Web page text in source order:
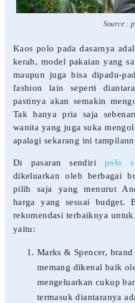
Source :
Kaos polo pada dasarnya
kerah, model pakaian yang
maupun juga bisa dipadu-
fashion lain seperti
pastinya akan semakin
Tak hanya pria saja
wanita yang juga suka
apalagi sekarang ini
Di pasaran sendiri polo
dikeluarkan oleh berbagai
pilih saja yang menurut
harga yang sesuai budget.
rekomendasi terbaiknya
yaitu:
Marks & Spencer,
memang dikenal baik
mengeluarkan cukup
termasuk diantaranya